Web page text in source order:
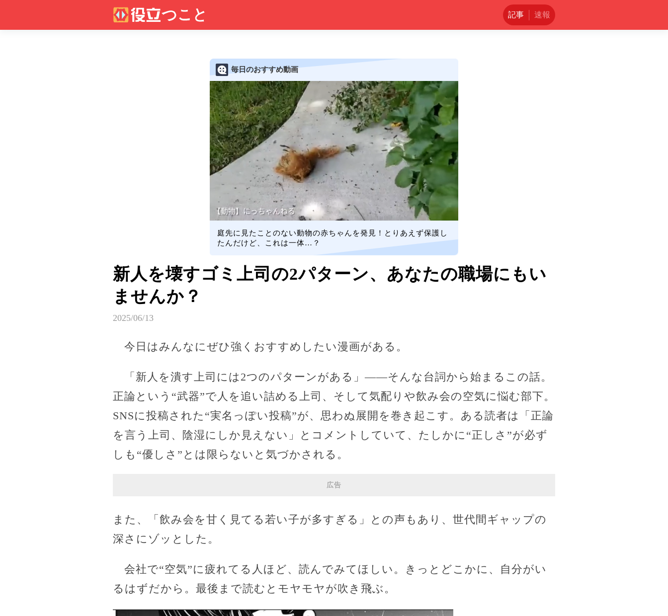
記事 速報
毎日のおすすめ動画
庭先に見たことのない動物の赤ちゃんを発見！とりあえず保護し
たんだけど、これは一体…？
新人を壊すゴミ上司の2パターン、あなたの職場にもい
ませんか？
2025/06/13
今日はみんなにぜひ強くおすすめしたい漫画がある。
「新人を潰す上司には2つのパターンがある」――そんな台詞から始まるこの話。
正論という“武器”で人を追い詰める上司、そして気配りや飲み会の空気に悩む部下。
SNSに投稿された“実名っぽい投稿”が、思わぬ展開を巻き起こす。ある読者は「正論
を言う上司、陰湿にしか見えない」とコメントしていて、たしかに“正しさ”が必ず
しも“優しさ”とは限らないと気づかされる。
広告
また、「飲み会を甘く見てる若い子が多すぎる」との声もあり、世代間ギャップの
深さにゾッとした。
会社で“空気”に疲れてる人ほど、読んでみてほしい。きっとどこかに、自分がい
るはずだから。最後まで読むとモヤモヤが吹き飛ぶ。